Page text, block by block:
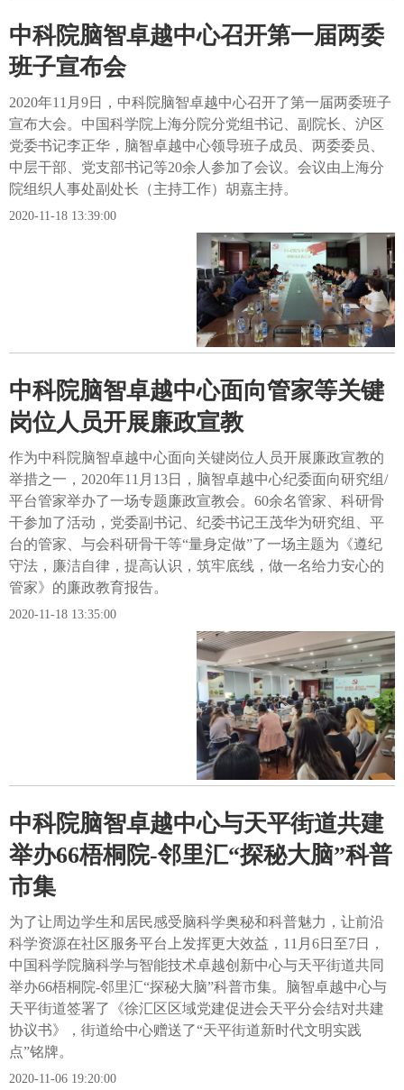
中科院脑智卓越中心召开第一届两委
班子宣布会
2020年11月9日，中科院脑智卓越中心召开了第一届两委班子
宣布大会。中国科学院上海分院分党组书记、副院长、沪区
党委书记李正华，脑智卓越中心领导班子成员、两委委员、
中层干部、党支部书记等20余人参加了会议。会议由上海分
院组织人事处副处长（主持工作）胡嘉主持。
2020-11-18 13:39:00
中科院脑智卓越中心面向管家等关键
岗位人员开展廉政宣教
作为中科院脑智卓越中心面向关键岗位人员开展廉政宣教的
举措之一，2020年11月13日，脑智卓越中心纪委面向研究组/
平台管家举办了一场专题廉政宣教会。60余名管家、科研骨
干参加了活动，党委副书记、纪委书记王茂华为研究组、平
台的管家、与会科研骨干等“量身定做”了一场主题为《遵纪
守法，廉洁自律，提高认识，筑牢底线，做一名给力安心的
管家》的廉政教育报告。
2020-11-18 13:35:00
中科院脑智卓越中心与天平街道共建
举办66梧桐院-邻里汇“探秘大脑”科普
市集
为了让周边学生和居民感受脑科学奥秘和科普魅力，让前沿
科学资源在社区服务平台上发挥更大效益，11月6日至7日，
中国科学院脑科学与智能技术卓越创新中心与天平街道共同
举办66梧桐院-邻里汇“探秘大脑”科普市集。脑智卓越中心与
天平街道签署了《徐汇区区域党建促进会天平分会结对共建
协议书》，街道给中心赠送了“天平街道新时代文明实践
点”铭牌。
2020-11-06 19:20:00